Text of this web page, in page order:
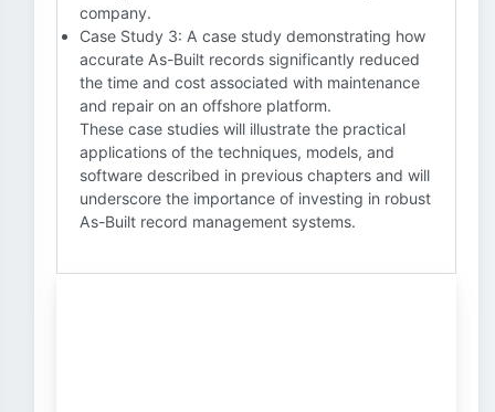
company.
Case Study 3: A case study demonstrating how
accurate As-Built records significantly reduced
the time and cost associated with maintenance
and repair on an offshore platform.
These case studies will illustrate the practical
applications of the techniques, models, and
software described in previous chapters and will
underscore the importance of investing in robust
As-Built record management systems.